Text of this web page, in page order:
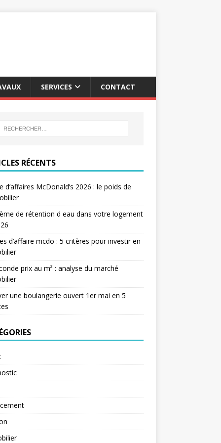
SERVICES CONTACT
RÉCENTS
d’affaires McDonald’s 2026 : le poids de
de rétention d eau dans votre logement
d’affaire mcdo : 5 critères pour investir en
prix au m² : analyse du marché
une boulangerie ouvert 1er mai en 5